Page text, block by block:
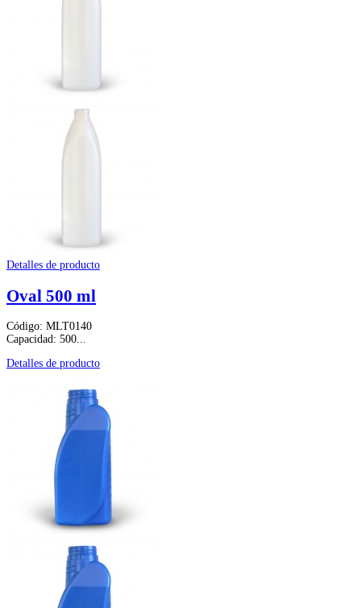
Detalles de producto
Oval 500 ml
Código: MLT0140
Capacidad: 500...
Detalles de producto